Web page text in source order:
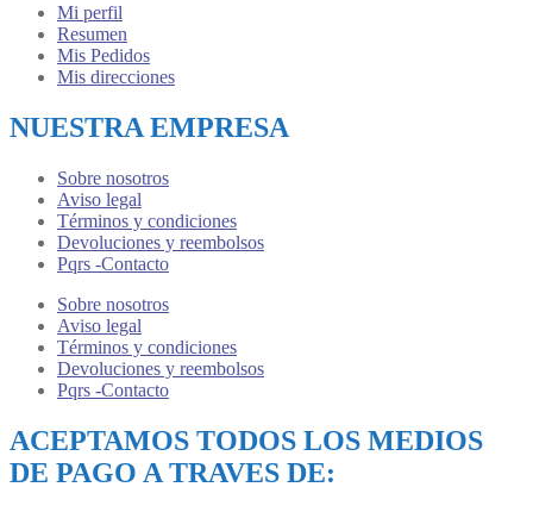
Mi perfil
Resumen
Mis Pedidos
Mis direcciones
NUESTRA EMPRESA
Sobre nosotros
Aviso legal
Términos y condiciones
Devoluciones y reembolsos
Pqrs -Contacto
Sobre nosotros
Aviso legal
Términos y condiciones
Devoluciones y reembolsos
Pqrs -Contacto
ACEPTAMOS TODOS LOS MEDIOS
DE PAGO A TRAVES DE: